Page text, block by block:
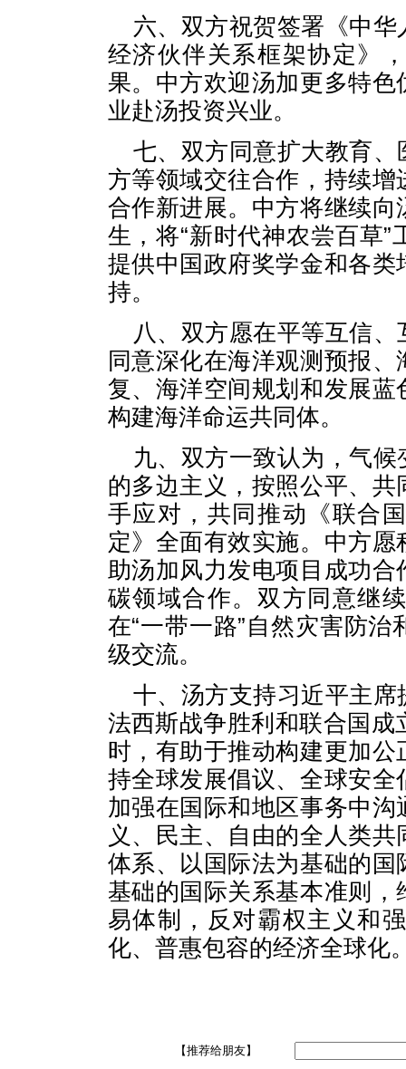
六、双方祝贺签署《中
经济伙伴关系框架协定》
果。中方欢迎汤加更多特
业赴汤投资兴业。
七、双方同意扩大教育
方等领域交往合作，持续
合作新进展。中方将继续
生，将“新时代神农尝百草
提供中国政府奖学金和各
持。
八、双方愿在平等互信
同意深化在海洋观测预报
复、海洋空间规划和发展
构建海洋命运共同体。
九、双方一致认为，气
的多边主义，按照公平、
手应对，共同推动《联合
定》全面有效实施。中方
助汤加风力发电项目成功
碳领域合作。双方同意继
在“一带一路”自然灾害防
级交流。
十、汤方支持习近平主
法西斯战争胜利和联合国
时，有助于推动构建更加
持全球发展倡议、全球安
加强在国际和地区事务中
义、民主、自由的全人类
体系、以国际法为基础的
基础的国际关系基本准则
易体制，反对霸权主义和
化、普惠包容的经济全球化
【推荐给朋友】